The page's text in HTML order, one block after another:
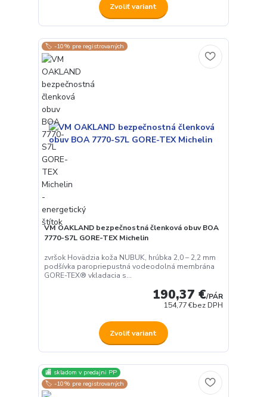
Zvoliť variant
🏷️ -10% pre registrovaných
VM OAKLAND bezpečnostná členková obuv BOA
7770-S7L GORE-TEX Michelin
zvršok Hovädzia koža NUBUK, hrúbka 2,0 – 2,2 mm
podšívka paropriepustná vodeodolná membrána
GORE-TEX® vkladacia s...
190,37 €/PÁR
154,77 €bez DPH
Zvoliť variant
🏬 skladom v predajni PP
🏷️ -10% pre registrovaných